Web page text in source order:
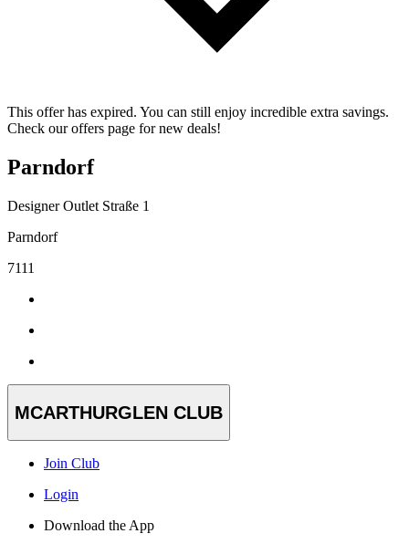
This offer has expired. You can still enjoy incredible extra savings.
Check our offers page for new deals!
Parndorf
Designer Outlet Straße 1
Parndorf
7111
MCARTHURGLEN CLUB
Join Club
Login
Download the App